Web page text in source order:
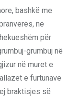
bashkë me
në
për
grumbuj në
në muret e
e furtunave
braktisjes së